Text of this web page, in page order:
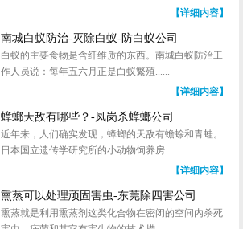
【详细内容】
南城白蚁防治-灭除白蚁-防白蚁公司
白蚁的主要食物是含纤维质的东西。南城白蚁防治工
作人员说：每年五六月正是白蚁繁殖......
【详细内容】
蟑螂天敌有哪些？-凤岗杀蟑螂公司
近年来，人们确实发现，蟑螂的天敌有蟾蜍和青蛙。
日本国立遗传学研究所的小动物饲养房......
【详细内容】
熏蒸可以处理顽固害虫-东莞除四害公司
熏蒸就是利用熏蒸剂这类化合物在密闭的空间内杀死